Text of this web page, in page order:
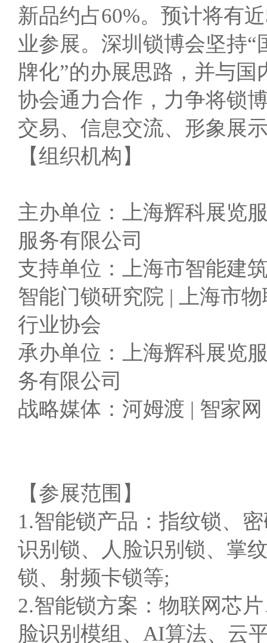
新品约占60%。预计将有
业参展。深圳锁博会坚持
牌化”的办展思路，并与
协会通力合作，力争将锁
交易、信息交流、形象展
【组织机构】
主办单位：上海辉科展览
服务有限公司
支持单位：上海市智能建
智能门锁研究院 | 上海市
行业协会
承办单位：上海辉科展览
务有限公司
战略媒体：河姆渡 | 智家
【参展范围】
1.智能锁产品：指纹锁、
识别锁、人脸识别锁、掌
锁、射频卡锁等;
2.智能锁方案：物联网芯
脸识别模组、AI算法、云